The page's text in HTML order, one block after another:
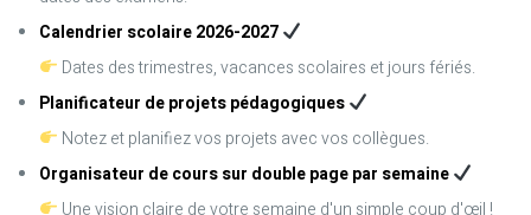
Calendrier scolaire 2026-2027
Dates des trimestres, vacances scolaires et jours fériés.
Planificateur de projets pédagogiques
Notez et planifiez vos projets avec vos collègues.
Organisateur de cours sur double page par semaine
Une vision claire de votre semaine d'un simple coup d'œil !